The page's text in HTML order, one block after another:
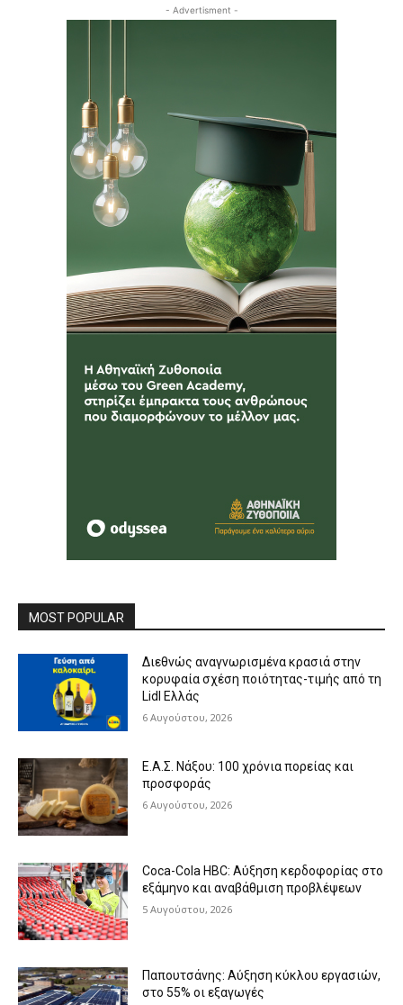
- Advertisment -
MOST POPULAR
Διεθνώς αναγνωρισμένα κρασιά στην
κορυφαία σχέση ποιότητας-τιμής από τη
Lidl Ελλάς
6 Αυγούστου, 2026
Ε.Α.Σ. Νάξου: 100 χρόνια πορείας και
προσφοράς
6 Αυγούστου, 2026
Coca-Cola HBC: Αύξηση κερδοφορίας στο
εξάμηνο και αναβάθμιση προβλέψεων
5 Αυγούστου, 2026
Παπουτσάνης: Αύξηση κύκλου εργασιών,
στο 55% οι εξαγωγές